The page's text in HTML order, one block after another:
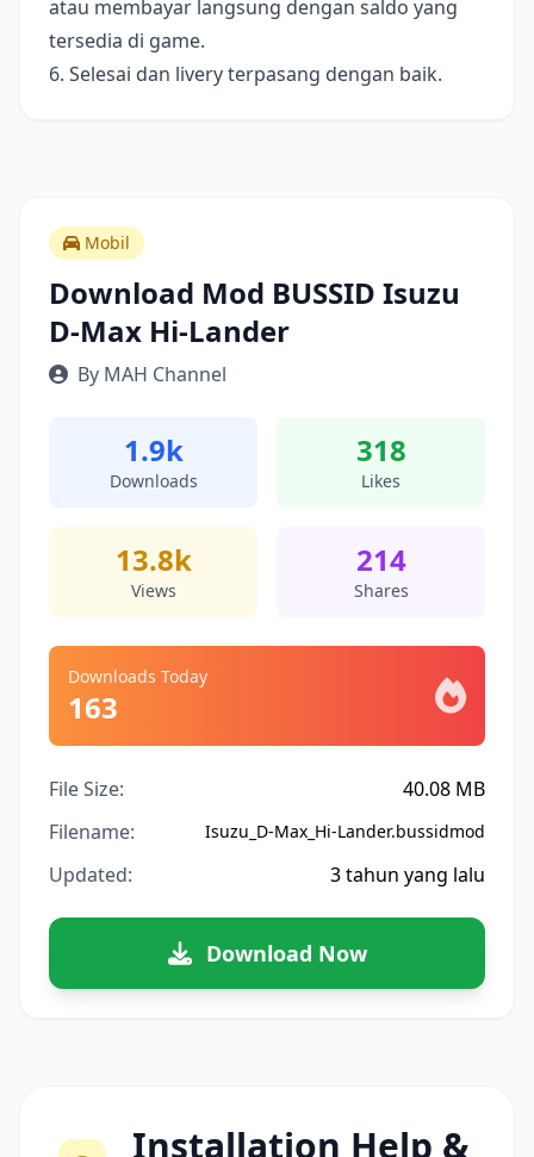
atau membayar langsung dengan saldo yang
tersedia di game.
6. Selesai dan livery terpasang dengan baik.
Mobil
Download Mod BUSSID Isuzu
D-Max Hi-Lander
By MAH Channel
1.9k
Downloads
318
Likes
13.8k
Views
214
Shares
Downloads Today
163
File Size:
40.08 MB
Filename:
Isuzu_D-Max_Hi-Lander.bussidmod
Updated: 3 tahun yang lalu
Download Now
Installation Help &